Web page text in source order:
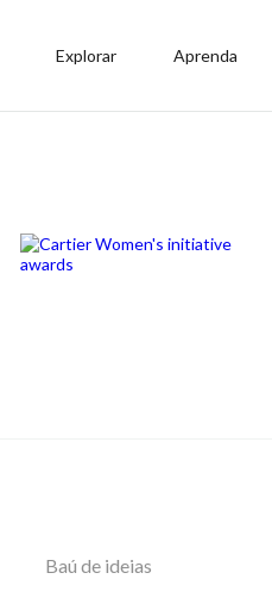
Explorar Aprenda
Baú de ideias